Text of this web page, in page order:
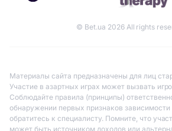
© Bet.ua 2026 All rights
Материалы сайта предназначены для лиц
Участие в азартных играх может вызвать
Соблюдайте правила (принципы)
обнаружении первых признаков
обратитесь к специалисту. Помните, что
может быть источником доходов или